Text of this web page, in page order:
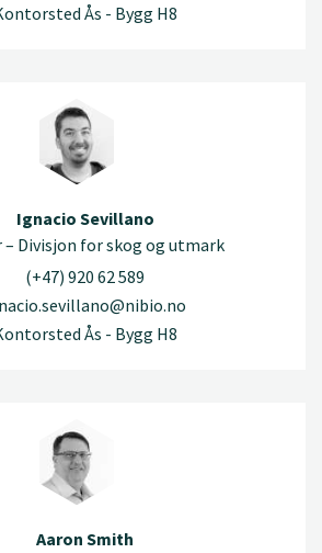
Ås - Bygg H8
Ignacio Sevillano
– Divisjon for skog og utmark
(+47) 920 62 589
Ås - Bygg H8
Aaron Smith